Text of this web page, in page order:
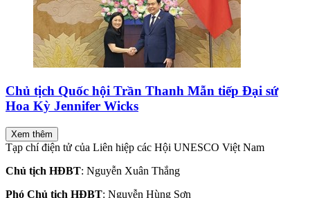
Chủ tịch Quốc hội Trần Thanh Mẫn tiếp Đại sứ
Hoa Kỳ Jennifer Wicks
Xem thêm
Tạp chí điện tử của Liên hiệp các Hội UNESCO Việt Nam
Chủ tịch HĐBT: Nguyễn Xuân Thắng
Phó Chủ tịch HĐBT: Nguyễn Hùng Sơn